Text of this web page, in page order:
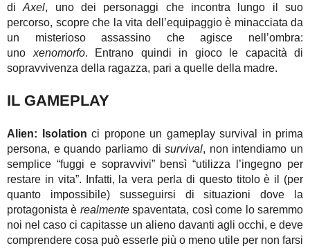
diAxel, uno dei personaggi che incontra lungo il suo
percorso, scopre che la vita dell’equipaggio è minacciata da
un misterioso assassino che agisce nell’ombra:
uno xenomorfo. Entrano quindi in gioco le capacità di
sopravvivenza della ragazza, pari a quelle della madre.
IL GAMEPLAY
Alien: Isolation ci propone un gameplay survival in prima
persona, e quando parliamo disurvival, non intendiamo un
semplice “fuggi e sopravvivi” bensì “utilizza l’ingegno per
restare in vita”. Infatti, la vera perla di questo titolo è il (per
quanto impossibile) susseguirsi di situazioni dove la
protagonista è realmentespaventata, così come lo saremmo
noi nel caso ci capitasse un alieno davanti agli occhi, e deve
comprendere cosa può esserle più o meno utile per non farsi